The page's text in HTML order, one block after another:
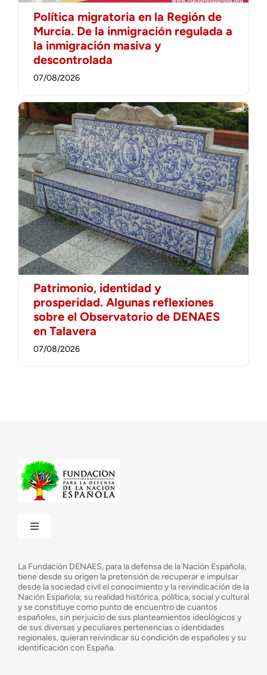
Política migratoria en la Región de
Murcia. De la inmigración regulada a
la inmigración masiva y
descontrolada
07/08/2026
Patrimonio, identidad y
prosperidad. Algunas reflexiones
sobre el Observatorio de DENAES
en Talavera
07/08/2026
Toggle
¿Cuáles son nuestros objetivos?
Consejo Asesor
La Fundación DENAES, para la defensa de la Nación Española,
tiene desde su origen la pretensión de recuperar e impulsar
desde la sociedad civil el conocimiento y la reivindicación de la
Nación Española; su realidad histórica, política, social y cultural
y se constituye como punto de encuentro de cuantos
españoles, sin perjuicio de sus planteamientos ideológicos y
de sus diversas y peculiares pertenencias o identidades
regionales, quieran reivindicar su condición de españoles y su
identificación con España.